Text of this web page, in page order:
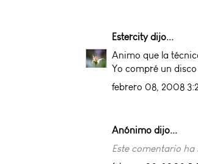
Estercitydijo...
Animo que la
Yo compré un
febrero 08, 2008
Anónimo dijo...
Este comentario